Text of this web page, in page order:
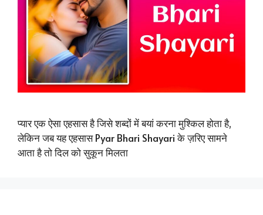
प्यार एक ऐसा एहसास है जिसे शब्दों में बयां करना मुश्किल होता है,
लेकिन जब यह एहसास Pyar Bhari Shayari के ज़रिए सामने
आता है तो दिल को सुकून मिलता